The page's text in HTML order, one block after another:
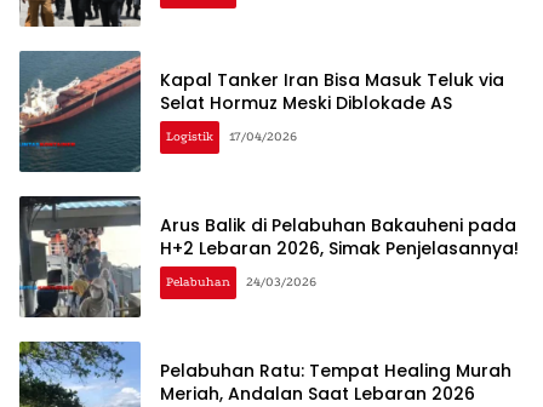
Kapal Tanker Iran Bisa Masuk Teluk via
Selat Hormuz Meski Diblokade AS
Logistik 17/04/2026
Arus Balik di Pelabuhan Bakauheni pada
H+2 Lebaran 2026, Simak Penjelasannya!
Pelabuhan 24/03/2026
Pelabuhan Ratu: Tempat Healing Murah
Meriah, Andalan Saat Lebaran 2026